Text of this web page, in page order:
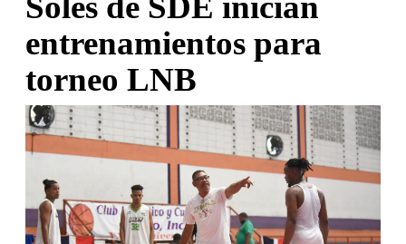
entrenamientos para
torneo LNB